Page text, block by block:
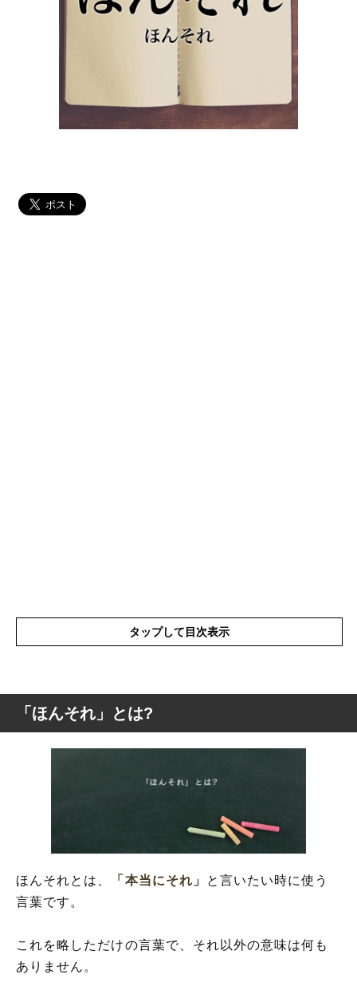
タップして目次表示
「ほんそれ」とは?
「ほんそれ」を使った例文と意味を解釈
「ほんそれ」の類語や類義語・言い換え
「ほんそれ」とは?
ほんそれとは、 「本当にそれ」
と言いたい時に使う
言葉です。
これを略しただけの言葉で、それ以外の意味は何も
ありません。